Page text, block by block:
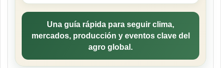
Una guía rápida para seguir clima,
mercados, producción y eventos clave del
agro global.